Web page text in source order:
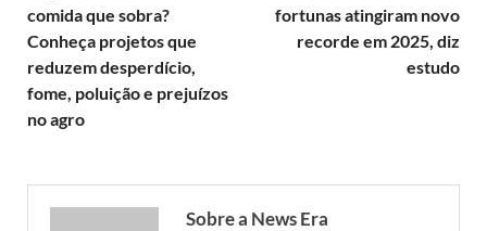
comida que sobra?
Conheça projetos que
reduzem desperdício,
fome, poluição e prejuízos
no agro
fortunas atingiram novo
recorde em 2025, diz
estudo
Sobre a News Era